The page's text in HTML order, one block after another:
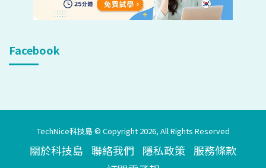
Facebook
TechNice科技島 © Copyright 2026, All Rights Reserved
關於科技島 聯絡我們 隱私政策 服務條款